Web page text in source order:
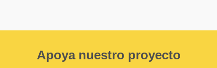
Apoya nuestro proyecto